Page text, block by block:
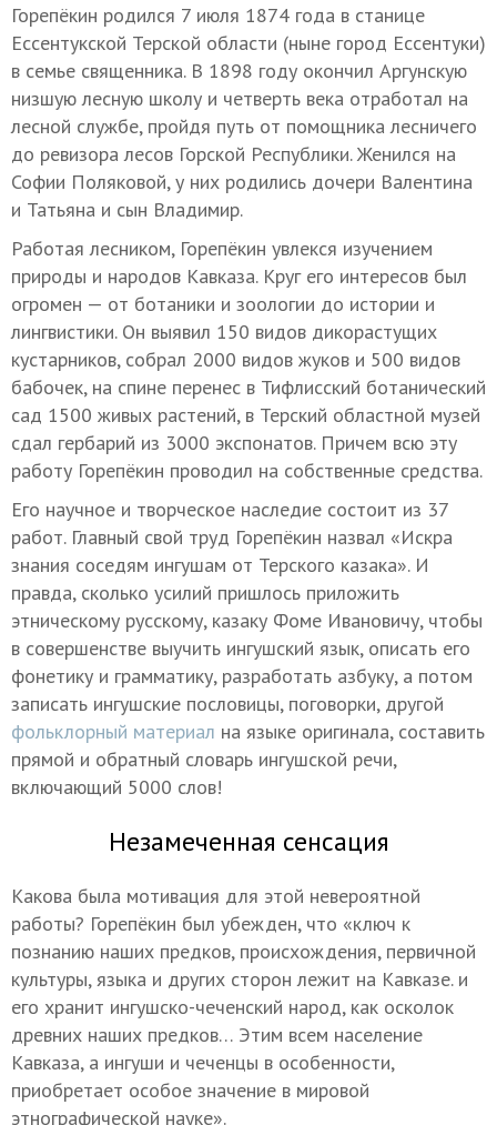
Горепёкин родился 7 июля 1874 года в станице
Ессентукской Терской области (ныне город Ессентуки)
в семье священника. В 1898 году окончил Аргунскую
низшую лесную школу и четверть века отработал на
лесной службе, пройдя путь от помощника лесничего
до ревизора лесов Горской Республики. Женился на
Софии Поляковой, у них родились дочери Валентина
и Татьяна и сын Владимир.
Работая лесником, Горепёкин увлекся изучением
природы и народов Кавказа. Круг его интересов был
огромен — от ботаники и зоологии до истории и
лингвистики. Он выявил 150 видов дикорастущих
кустарников, собрал 2000 видов жуков и 500 видов
бабочек, на спине перенес в Тифлисский ботанический
сад 1500 живых растений, в Терский областной музей
сдал гербарий из 3000 экспонатов. Причем всю эту
работу Горепёкин проводил на собственные средства.
Его научное и творческое наследие состоит из 37
работ. Главный свой труд Горепёкин назвал «Искра
знания соседям ингушам от Терского казака». И
правда, сколько усилий пришлось приложить
этническому русскому, казаку Фоме Ивановичу, чтобы
в совершенстве выучить ингушский язык, описать его
фонетику и грамматику, разработать азбуку, а потом
записать ингушские пословицы, поговорки, другой
фольклорный материал на языке оригинала, составить
прямой и обратный словарь ингушской речи,
включающий 5000 слов!
Незамеченная сенсация
Какова была мотивация для этой невероятной
работы? Горепёкин был убежден, что «ключ к
познанию наших предков, происхождения, первичной
культуры, языка и других сторон лежит на Кавказе. и
его хранит ингушско-чеченский народ, как осколок
древних наших предков… Этим всем население
Кавказа, а ингуши и чеченцы в особенности,
приобретает особое значение в мировой
этнографической науке».